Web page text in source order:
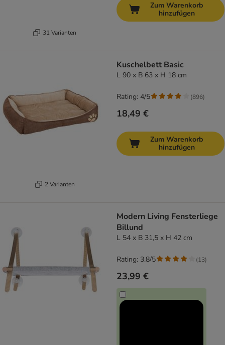
31 Varianten
Zum Warenkorb
hinzufügen
2 Varianten
Kuschelbett Basic
L 90 x B 63 x H 18 cm
18,49 €
Rating: 4/5 (896)
Zum Warenkorb
hinzufügen
Modern Living Fensterliege
Billund
L 54 x B 31,5 x H 42 cm
23,99 €
Rating: 3.8/5 (13)